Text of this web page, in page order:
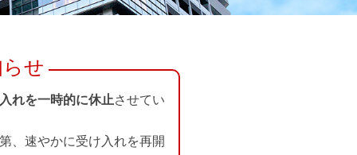
せ
れを一時的に休止させてい
、速やかに受け入れを再開